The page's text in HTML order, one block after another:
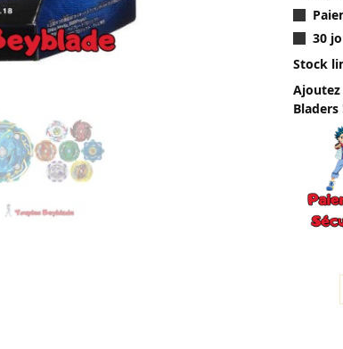
30
Stock
Bladers